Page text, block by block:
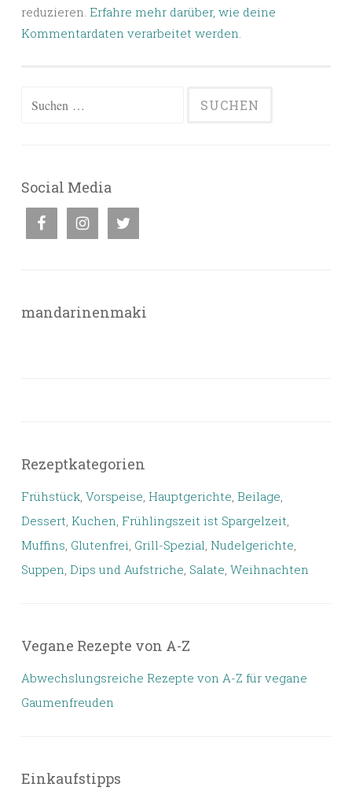
reduzieren. Erfahre mehr darüber, wie deine
Kommentardaten verarbeitet werden.
Suchen
Social Media
mandarinenmaki
Rezeptkategorien
Frühstück, Vorspeise, Hauptgerichte, Beilage,
Dessert, Kuchen, Frühlingszeit ist Spargelzeit,
Muffins, Glutenfrei, Grill-Spezial, Nudelgerichte,
Suppen, Dips und Aufstriche, Salate, Weihnachten
Vegane Rezepte von A-Z
Abwechslungsreiche Rezepte von A-Z für vegane
Gaumenfreuden
Einkaufstipps